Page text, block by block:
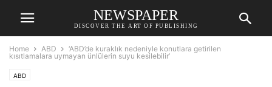
NEWSPAPER
DISCOVER THE ART OF PUBLISHING
Home ABD
‘ABD’de kuraklık nedeniyle konutlara getirilen
kısıtlamalara uymayan ünlülerin suyu kesilebilir’
ABD